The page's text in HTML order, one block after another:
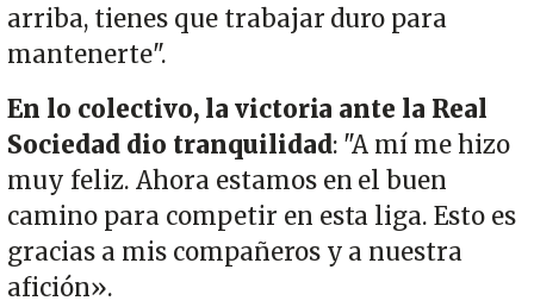
arriba, tienes que trabajar duro para
mantenerte".
En lo colectivo, la victoria ante la Real
Sociedad dio tranquilidad: "A mí me hizo
muy feliz. Ahora estamos en el buen
camino para competir en esta liga. Esto es
gracias a mis compañeros y a nuestra
afición».